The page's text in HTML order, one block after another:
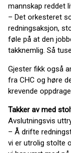
mannskap reddet
– Det orkesteret
redningsaksjon,
føle på at den
takknemlig. Så
Gjester fikk også
fra CHC og høre
krevende
Takker av med
Avslutningsvis
– Å drifte
vi er utrolig stolte